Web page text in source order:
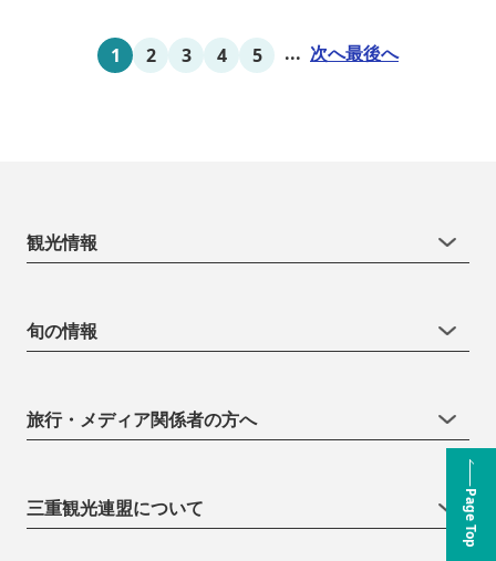
1 2 3 4 5 ... 次へ最後へ
Page Top
観光情報
旬の情報
旅行・メディア関係者の方へ
三重観光連盟について